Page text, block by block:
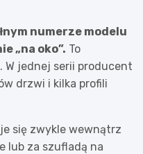
numerze modelu
„na oko”. To
W jednej serii producent
drzwi i kilka profili
się zwykle wewnątrz
lub za szufladą na